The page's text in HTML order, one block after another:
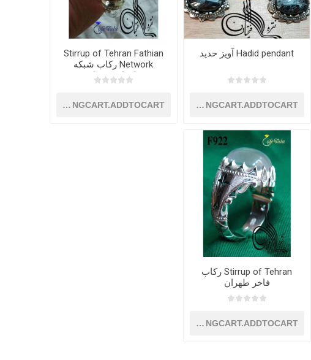
Hadid pendant آویز حدید
SHOPPINGCART.ADDTOCART
Stirrup of Tehran Fathian
Network رکاب شبکه
طهران فتحیان
SHOPPINGCART.ADDTOCART
Stirrup of Tehran رکاب
فاخر طهران
SHOPPINGCART.ADDTOCART